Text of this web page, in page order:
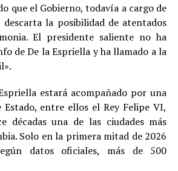
que el Gobierno, todavía a cargo de
la posibilidad de atentados
El presidente saliente no ha
de De la Espriella y ha llamado a la
estará acompañado por una
Estado, entre ellos el Rey Felipe VI,
décadas una de las ciudades más
Solo en la primera mitad de 2026
datos oficiales, más de 500